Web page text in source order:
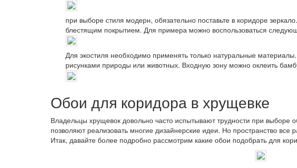
при выборе стиля модерн, обязательно поставьте в коридоре
блестящим покрытием. Для примера можно воспользоваться
Для экостиля необходимо применять только натуральные
рисунками природы или животных. Входную зону можно оклеить
Обои для коридора в хрущевке
Владельцы хрущевок довольно часто испытывают трудности при
позволяют реализовать многие дизайнерские идеи. Но пространство все
Итак, давайте более подробно рассмотрим какие обои подобрать для